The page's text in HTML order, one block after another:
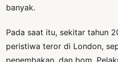
banyak.
Pada saat itu, sekitar tahun
peristiwa teror di London,